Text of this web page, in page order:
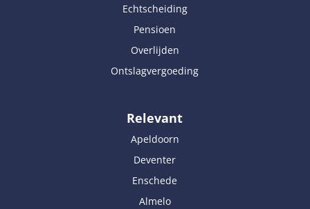
Echtscheiding
Pensioen
Overlijden
Ontslagvergoeding
Relevant
Apeldoorn
Deventer
Enschede
Almelo